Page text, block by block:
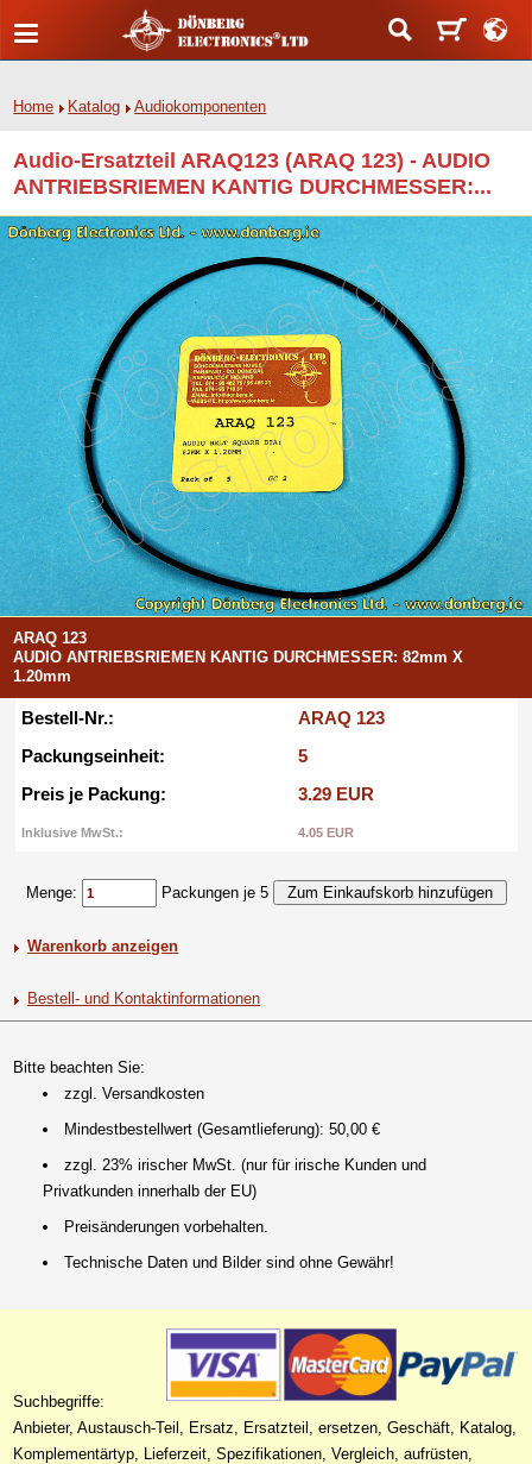
Home Katalog Audiokomponenten
Audio-Ersatzteil ARAQ123 (ARAQ 123) - AUDIO
ANTRIEBSRIEMEN KANTIG DURCHMESSER:...
ARAQ 123
AUDIO ANTRIEBSRIEMEN KANTIG DURCHMESSER: 82mm X
1.20mm
Bestell-Nr.:
ARAQ 123
Packungseinheit:
5
Preis je Packung:
3.29 EUR
Inklusive MwSt.: 4.05 EUR
Menge: Packungen je 5
Warenkorb anzeigen
Bestell- und Kontaktinformationen
Bitte beachten Sie:
zzgl. Versandkosten
Mindestbestellwert (Gesamtlieferung): 50,00 €
zzgl. 23% irischer MwSt. (nur für irische Kunden und
Privatkunden innerhalb der EU)
Preisänderungen vorbehalten.
Technische Daten und Bilder sind ohne Gewähr!
Suchbegriffe:
Anbieter, Austausch-Teil, Ersatz, Ersatzteil, ersetzen, Geschäft, Katalog,
Komplementärtyp, Lieferzeit, Spezifikationen, Vergleich, aufrüsten,